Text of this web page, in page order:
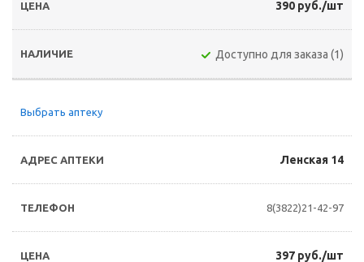
390 руб./шт
Доступно для заказа (1)
Выбрать аптеку
Ленская 14
8(3822)21-42-97
397 руб./шт